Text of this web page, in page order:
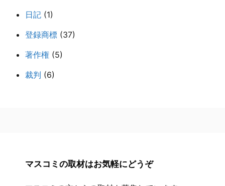
日記 (1)
登録商標 (37)
著作権 (5)
裁判 (6)
マスコミの取材はお気軽にどうぞ